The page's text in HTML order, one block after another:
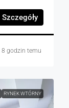
Szczegóły
8 godzin temu
RYNEK WTÓRNY